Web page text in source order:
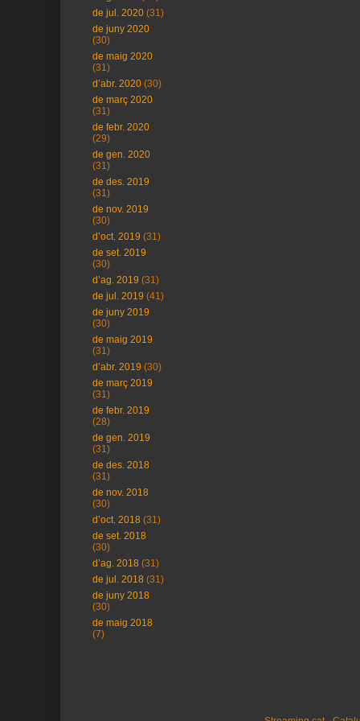
de jul. 2020 (31)
de juny 2020
(30)
de maig 2020
(31)
d’abr. 2020 (30)
de març 2020
(31)
de febr. 2020
(29)
de gen. 2020
(31)
de des. 2019
(31)
de nov. 2019
(30)
d’oct. 2019 (31)
de set. 2019
(30)
d’ag. 2019 (31)
de jul. 2019 (41)
de juny 2019
(30)
de maig 2019
(31)
d’abr. 2019 (30)
de març 2019
(31)
de febr. 2019
(28)
de gen. 2019
(31)
de des. 2018
(31)
de nov. 2018
(30)
d’oct. 2018 (31)
de set. 2018
(30)
d’ag. 2018 (31)
de jul. 2018 (31)
de juny 2018
(30)
de maig 2018
(7)